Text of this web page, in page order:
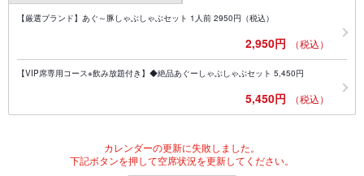
【厳選ブランド】あぐ～豚しゃぶしゃぶセット 1人前 2950円（税込）
2,950円 （税込）
【VIP席専用コース※飲み放題付き】◆絶品あぐーしゃぶしゃぶセット 5,450円
5,450円 （税込）
カレンダーの更新に失敗しました。
下記ボタンを押して空席状況を更新してください。